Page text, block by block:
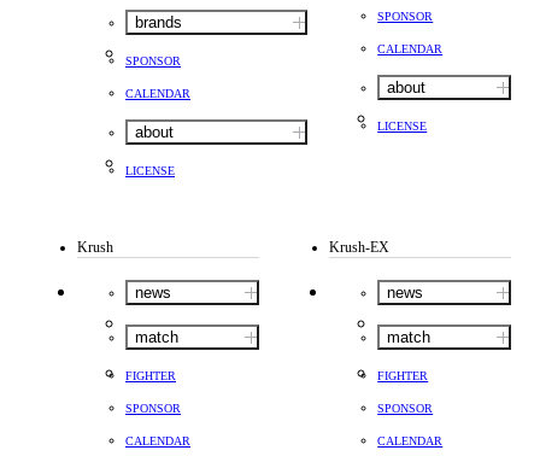
brands
SPONSOR
CALENDAR
about
LICENSE
SPONSOR
CALENDAR
about
LICENSE
Krush
news
match
FIGHTER
SPONSOR
CALENDAR
Krush-EX
news
match
FIGHTER
SPONSOR
CALENDAR